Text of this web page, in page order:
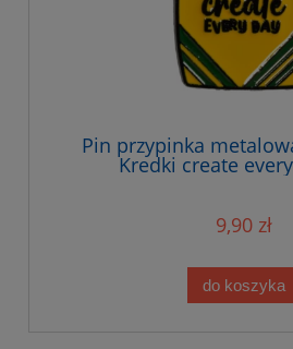
Pin przypinka
Kredki create
9,90 zł
do koszyka